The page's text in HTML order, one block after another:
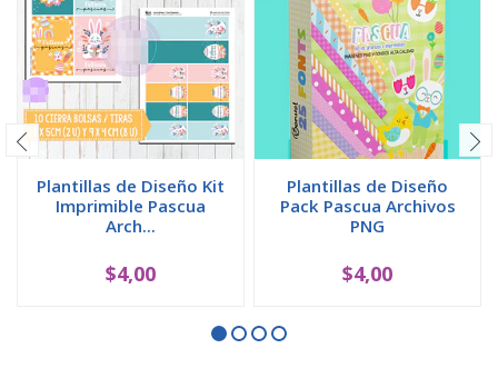
Plantillas de Diseño Kit
Imprimible Pascua
Arch...
$4,00
Plantillas de Diseño
Pack Pascua Archivos
PNG
$4,00